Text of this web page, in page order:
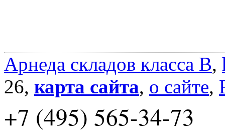
Арнеда складов класса B,
26, карта сайта, о сайте,
+7 (495) 565-34-73